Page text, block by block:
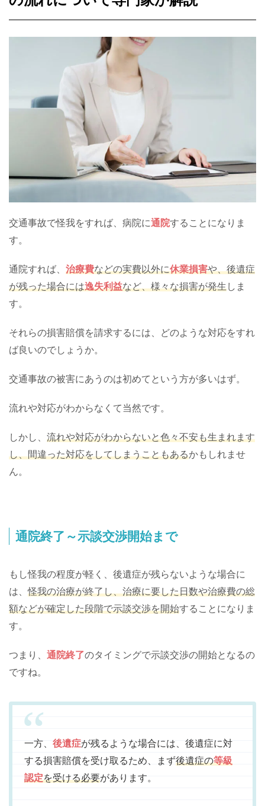
交通事故で怪我をすれば、病院に通院することになりま
す。
通院すれば、 治療費などの実費以外に休業損害や、後遺症
が残った場合には逸失利益など、様々な損害が発生しま
す。
それらの損害賠償を請求するには、どのような対応をすれ
ば良いのでしょうか。
交通事故の被害にあうのは初めてという方が多いはず。
流れや対応がわからなくて当然です。
しかし、 流れや対応がわからないと色々不安も生まれます
し、間違った対応をしてしまうこともあるかもしれませ
ん。
通院終了～示談交渉開始まで
もし怪我の程度が軽く、後遺症が残らないような場合に
は、怪我の治療が終了し、治療に要した日数や治療費の総
額などが確定した段階で示談交渉を開始することになりま
す。
つまり、 通院終了のタイミングで示談交渉の開始となるの
ですね。
一方、 後遺症が残るような場合には、後遺症に対
する損害賠償を受け取るため、まず後遺症の等級
認定を受ける必要があります。